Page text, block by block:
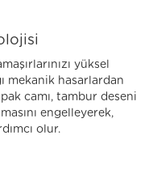
yüksel
mekanik hasarlardan
camı, tambur deseni
engelleyerek,
olur.